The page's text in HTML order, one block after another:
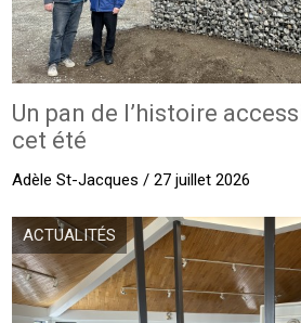
Un pan de l’histoire
cet été
Adèle St-Jacques / 27 juillet 2026
ACTUALITÉS